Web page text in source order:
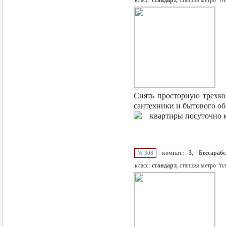
Снять просторную
сантехники и бытового
№ 308 комнат: 3,
класс: стандарт, станция метро